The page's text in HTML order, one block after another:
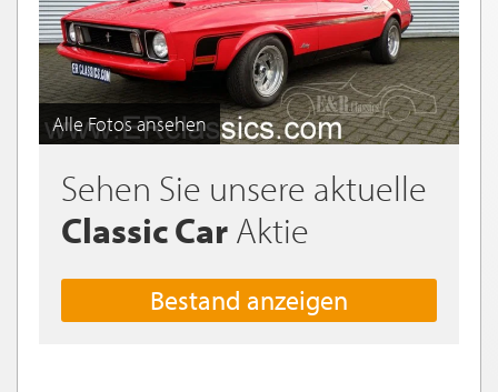
Alle Fotos ansehen
Sehen Sie unsere aktuelle
Classic Car Aktie
Bestand anzeigen